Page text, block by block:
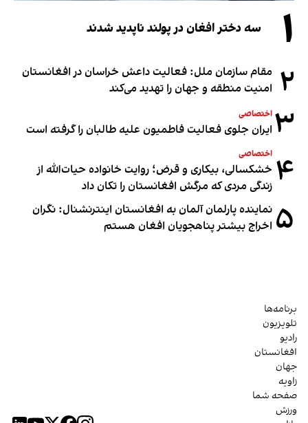
۱ سه دختر افغان در پولند ناپدید شدند
۲ مقام سازمان ملل: فعالیت داعش خراسان در افغانستان
امنیت منطقه و جهان را تهدید می‌کند
۳ اختصاصی
ایران جلوی فعالیت فاطمیون علیه طالبان را گرفته است
۴ اختصاصی
خشکسالی، بیکاری و قرض؛ روایت خانواده حیات‌الله از
زندگی مردی که مرگش افغانستان را تکان داد
۵ نماینده پارلمان آلمان به افغانستان اینترنشنال: نگران
اخراج بیشتر پناهجویان افغان هستم
برنامه‌ها
تلویزیون
رادیو
افغانستان
جهان
زاویه
صفحه شما
ورزش